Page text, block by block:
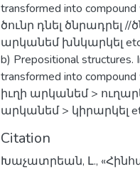
transformed into
ծունր դնել ծնրադրել
արկանեմ խնկարկել
b) Prepositional structures.
transformed into
իւղի արկանեմ >
արկանեմ > կիրարկել
Citation
Խաչատրեան, Լ.,